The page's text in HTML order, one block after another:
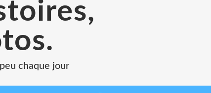
chaque jour